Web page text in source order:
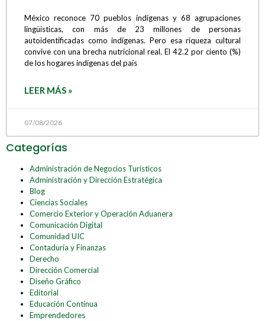
México reconoce 70 pueblos indígenas y 68 agrupaciones
lingüísticas, con más de 23 millones de personas
autoidentificadas como indígenas. Pero esa riqueza cultural
convive con una brecha nutricional real. El 42.2 por ciento (%)
de los hogares indígenas del país
LEER MÁS »
07/08/2026
Categorías
Administración de Negocios Turísticos
Administración y Dirección Estratégica
Blog
Ciencias Sociales
Comercio Exterior y Operación Aduanera
Comunicación Digital
Comunidad UIC
Contaduría y Finanzas
Derecho
Dirección Comercial
Diseño Gráfico
Editorial
Educación Continua
Emprendedores